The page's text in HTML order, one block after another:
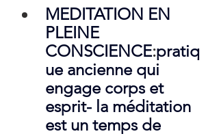
MEDITATION EN
PLEINE
CONSCIENCE:pratiq
ue ancienne qui
engage corps et
esprit- la méditation
est un temps de